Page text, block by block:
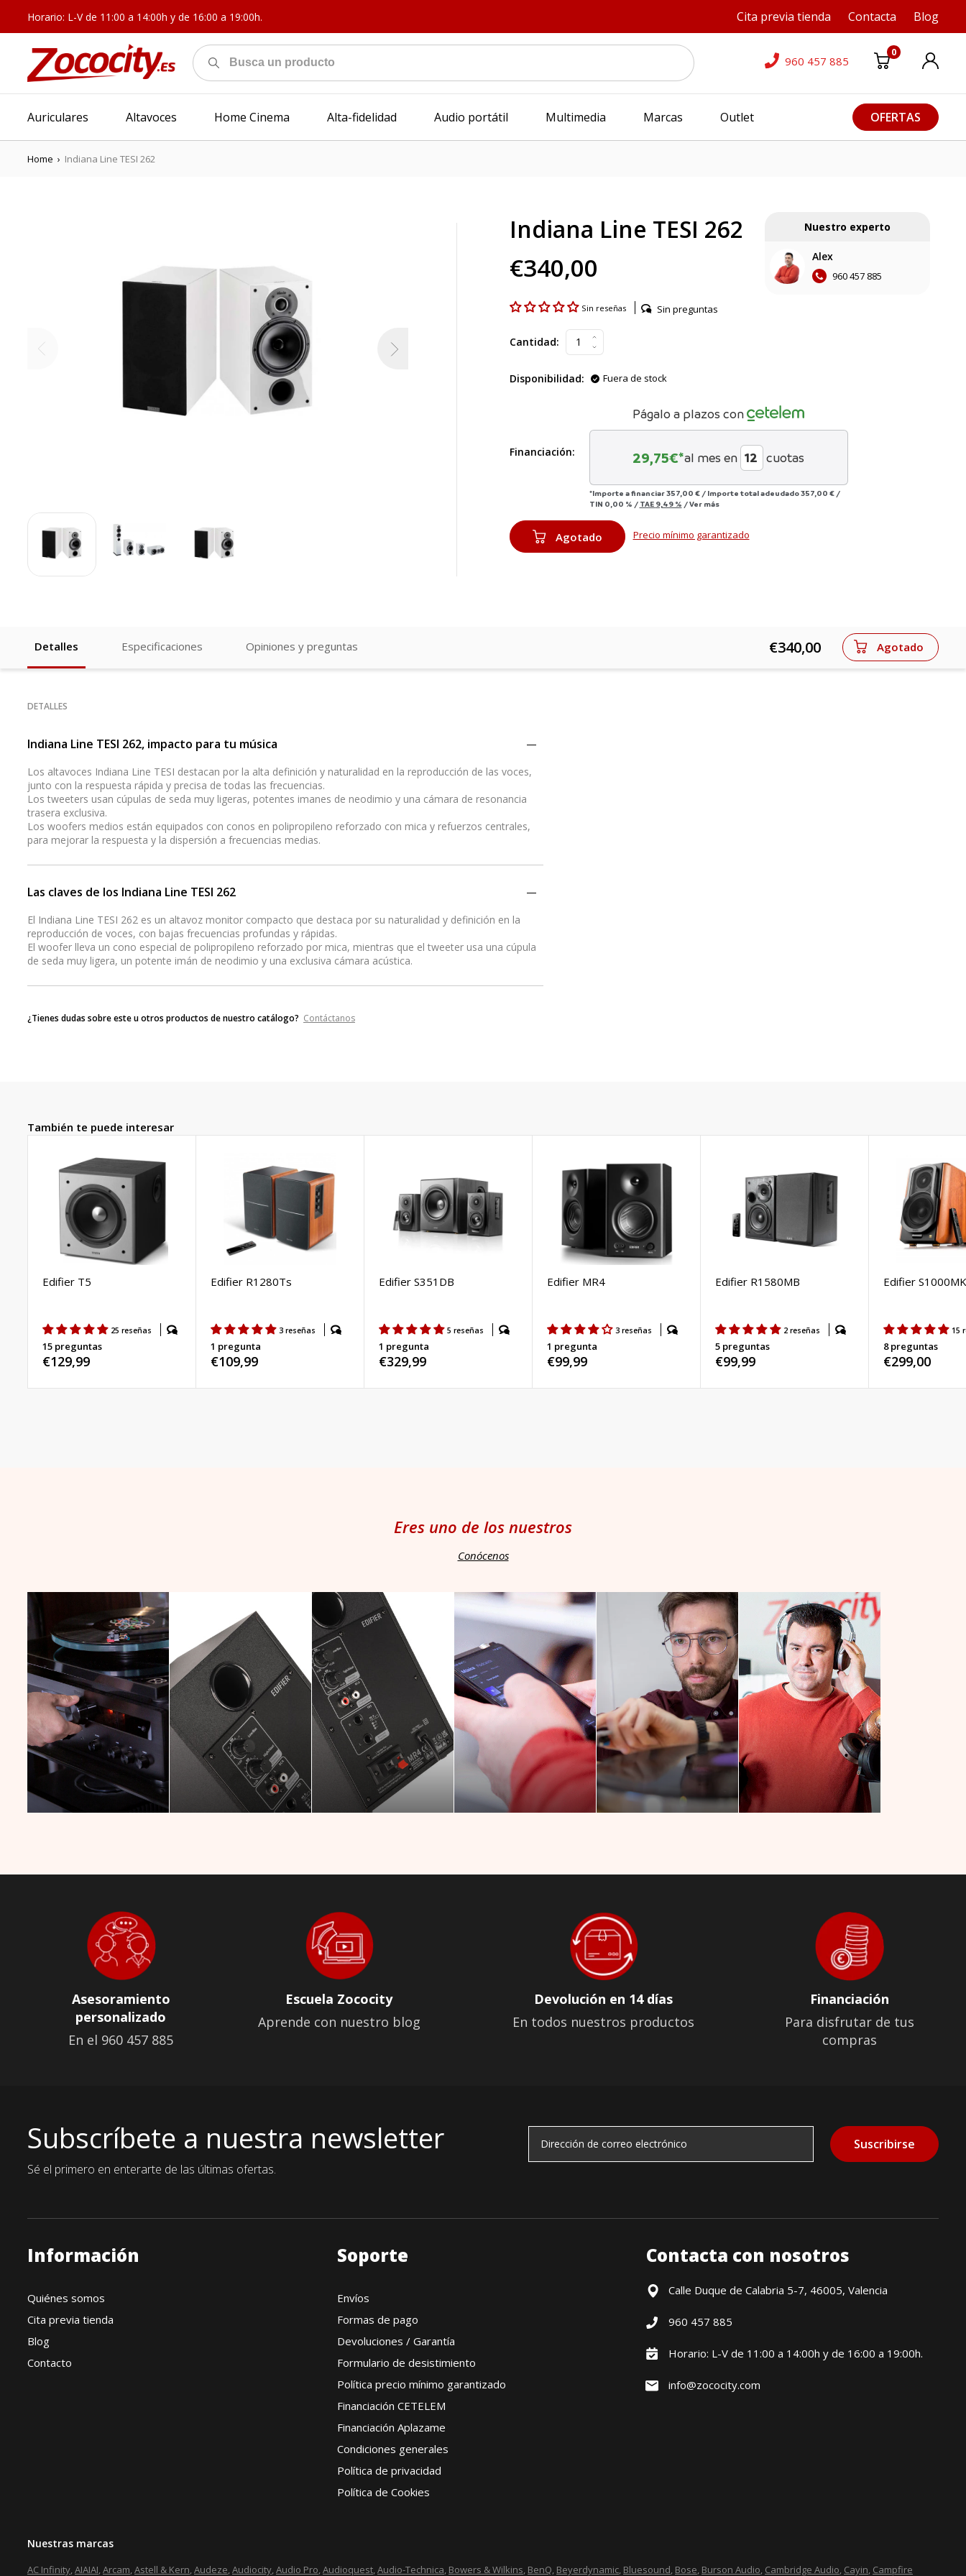
Horario: L-V de 11:00 a 14:00h y de 16:00 a 19:00h. Cita previa tienda Contacta Blog
960 457 885
0
Auriculares Altavoces Home Cinema Alta-fidelidad Audio portátil Multimedia Marcas Outlet OFERTAS
Home › Indiana Line TESI 262
Indiana Line TESI 262
€340,00
Nuestro experto
Alex
960 457 885
Sin reseñas Sin preguntas
Cantidad:
Disponibilidad: Fuera de stock
Financiación:
Págalo a plazos con
29,75€*al mes en cuotas
*Importe a financiar357,00 € / Importe total adeudado357,00 €/
TIN 0,00 % / TAE 9,49 % /Ver más
Agotado Precio mínimo garantizado
Detalles Especificaciones Opiniones y preguntas €340,00 Agotado
DETALLES
Indiana Line TESI 262, impacto para tu música
Los altavoces Indiana Line TESI destacan por la alta definición y naturalidad en la reproducción de las voces,
junto con la respuesta rápida y precisa de todas las frecuencias.
Los tweeters usan cúpulas de seda muy ligeras, potentes imanes de neodimio y una cámara de resonancia
trasera exclusiva.
Los woofers medios están equipados con conos en polipropileno reforzado con mica y refuerzos centrales,
para mejorar la respuesta y la dispersión a frecuencias medias.
Las claves de los Indiana Line TESI 262
El Indiana Line TESI 262 es un altavoz monitor compacto que destaca por su naturalidad y definición en la
reproducción de voces, con bajas frecuencias profundas y rápidas.
El woofer lleva un cono especial de polipropileno reforzado por mica, mientras que el tweeter usa una cúpula
de seda muy ligera, un potente imán de neodimio y una exclusiva cámara acústica.
¿Tienes dudas sobre este u otros productos de nuestro catálogo? Contáctanos
También te puede interesar
Edifier T5
25 reseñas
15 preguntas
Precio
€129,99
Edifier R1280Ts
3 reseñas
1 pregunta
Precio
€109,99
Edifier S351DB
5 reseñas
1 pregunta
Precio
€329,99
Edifier MR4
3 reseñas
1 pregunta
Precio
€99,99
Edifier R1580MB
2 reseñas
5 preguntas
Precio
€99,99
Edifier
15
8 preguntas
Precio
€299,00
Eres uno de los nuestros
Conócenos
Asesoramiento
personalizado
En el 960 457 885
Escuela Zococity
Aprende con nuestro blog
Devolución en 14 días
En todos nuestros productos
Financiación
Para disfrutar de tus
compras
Subscríbete a nuestra newsletter
Sé el primero en enterarte de las últimas ofertas.
Suscribirse
Información
Quiénes somos
Cita previa tienda
Blog
Contacto
Soporte
Envíos
Formas de pago
Devoluciones / Garantía
Formulario de desistimiento
Política precio mínimo garantizado
Financiación CETELEM
Financiación Aplazame
Condiciones generales
Política de privacidad
Política de Cookies
Contacta con nosotros
Calle Duque de Calabria 5-7, 46005, Valencia
960 457 885
Horario: L-V de 11:00 a 14:00h y de 16:00 a 19:00h.
info@zococity.com
Nuestras marcas
AC Infinity,AIAIAI,Arcam,Astell & Kern,Audeze,Audiocity,Audio Pro,Audioquest,Audio-Technica, Bowers & Wilkins, BenQ, Beyerdynamic, Bluesound, Bose, Burson Audio, Cambridge Audio, Cayin, Campfire